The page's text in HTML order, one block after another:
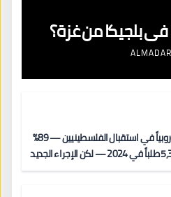
بلجيكا من غزة؟
ALMADAR
بلجيكا: الأولى أوروبياً في استقبال الفلسطينيين — 89%
قبول لغزة و5,332 طلباً في 2024 — لكن الإجراء الجديد